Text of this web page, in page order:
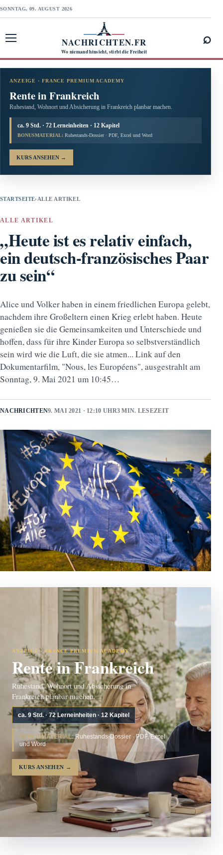
SONNTAG, 09. AUGUST 2026
NACHRICHTEN.FR
Wo niemand hinsieht, stirbt die Freiheit
⌕
ANZEIGE · FRANCE PREMIUM ACADEMY
Rente in Frankreich
Ruhestand, Wohnort und Absicherung in Frankreich planbar machen.
ca. 9 Std. · 72 Lerneinheiten · 12 Kapitel
BONUSMATERIAL: Ruhestands-Dossier · PDF, Excel und Word
KURS ANSEHEN →
STARTSEITE› ALLE ARTIKEL
ALLE ARTIKEL
„Heute ist es relativ einfach,
ein deutsch-französisches Paar
zu sein“
Alice und Volker haben in einem friedlichen Europa gelebt,
nachdem ihre Großeltern einen Krieg erlebt haben. Heute
genießen sie die Gemeinsamkeiten und Unterschiede und
hoffen, dass für ihre Kinder Europa so selbstverständlich
sein wird wie die Luft, die sie atmen... Link auf den
Dokumentarfilm, "Nous, les Européens", ausgestrahlt am
Sonntag, 9. Mai 2021 um 10:45…
NACHRICHTEN9. MAI 2021 · 12:10 UHR3 MIN. LESEZEIT
ANZEIGE · FRANCE PREMIUM ACADEMY
Rente in Frankreich
Ruhestand, Wohnort und Absicherung in
Frankreich planbar machen.
ca. 9 Std. · 72 Lerneinheiten · 12 Kapitel
BONUSMATERIAL:Ruhestands-Dossier · PDF, Excel
und Word
KURS ANSEHEN →